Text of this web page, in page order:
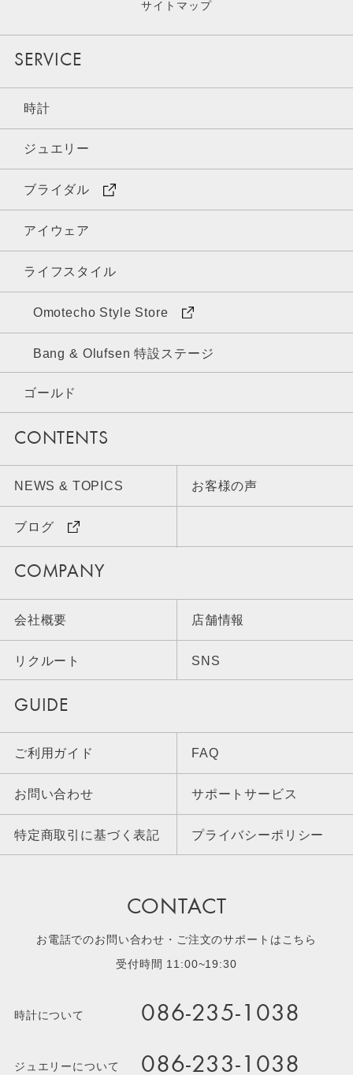
サイトマップ
SERVICE
時計
ジュエリー
ブライダル
アイウェア
ライフスタイル
Omotecho Style Store
Bang & Olufsen 特設ステージ
ゴールド
CONTENTS
NEWS & TOPICS お客様の声
ブログ
COMPANY
会社概要 店舗情報
リクルート SNS
GUIDE
ご利用ガイド FAQ
お問い合わせ サポートサービス
特定商取引に基づく表記 プライバシーポリシー
CONTACT
お電話でのお問い合わせ・ご注文のサポートはこちら
受付時間 11:00~19:30
時計について 086-235-1038
ジュエリーについて 086-233-1038